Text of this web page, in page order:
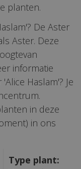
planten.
De Aster
Aster. Deze
informatie
Haslam'? Je
in deze
in ons
Type plant: